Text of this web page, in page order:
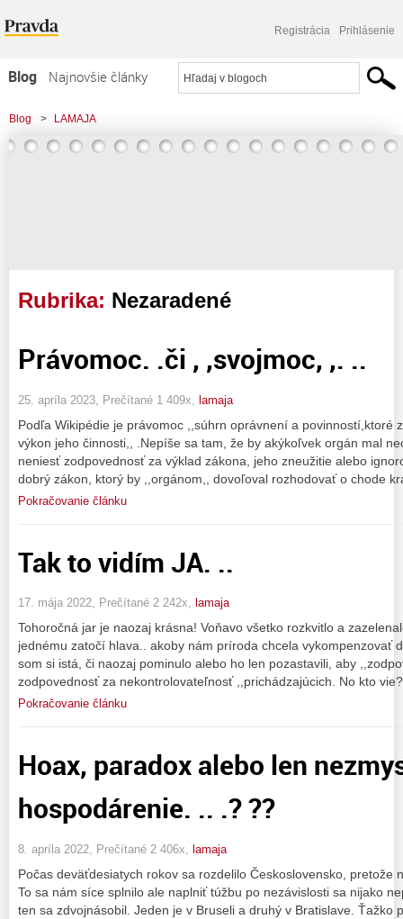
Registrácia Prihlásenie
Blog
Najnovšie články
Najčítanejšie články
Najkomentovanejšie články
Blog > LAMAJA
Rubrika: Nezaradené
Právomoc. .či , ,svojmoc, ,. ..
25. apríla 2023, Prečítané 1 409x, lamaja
Podľa Wikipédie je právomoc ,,súhrn oprávnení a povinností,ktoré
výkon jeho činnosti,, .Nepíše sa tam, že by akýkoľvek orgán mal
neniesť zodpovednosť za výklad zákona, jeho zneužitie alebo
dobrý zákon, ktorý by ,,orgánom,, dovoľoval rozhodovať o chode
Pokračovanie článku
Tak to vidím JA. ..
17. mája 2022, Prečítané 2 242x, lamaja
Tohoročná jar je naozaj krásna! Voňavo všetko rozkvitlo a
jednému zatočí hlava.. akoby nám príroda chcela vykompenzovať
som si istá, či naozaj pominulo alebo ho len pozastavili, aby
zodpovednosť za nekontrolovateľnosť ,,prichádzajúcich. No kto
Pokračovanie článku
Hoax, paradox alebo len
hospodárenie. .. .? ??
8. apríla 2022, Prečítané 2 406x, lamaja
Počas deväťdesiatych rokov sa rozdelilo Československo, pretože
To sa nám síce splnilo ale naplniť túžbu po nezávislosti sa nijako
ten sa zdvojnásobil. Jeden je v Bruseli a druhý v Bratislave.